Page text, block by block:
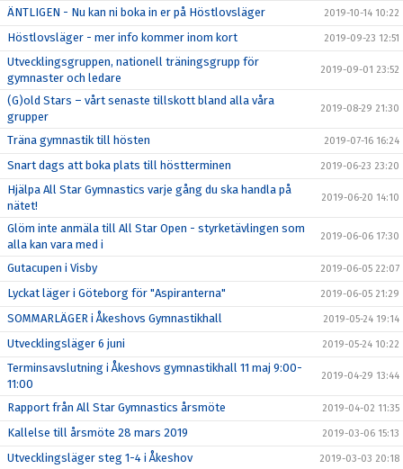
ÄNTLIGEN - Nu kan ni boka in er på Höstlovsläger 2019-10-14 10:22
Höstlovsläger - mer info kommer inom kort 2019-09-23 12:51
Utvecklingsgruppen, nationell träningsgrupp för
gymnaster och ledare
2019-09-01 23:52
(G)old Stars – vårt senaste tillskott bland alla våra
grupper
2019-08-29 21:30
Träna gymnastik till hösten 2019-07-16 16:24
Snart dags att boka plats till höstterminen 2019-06-23 23:20
Hjälpa All Star Gymnastics varje gång du ska handla på
nätet!
2019-06-20 14:10
Glöm inte anmäla till All Star Open - styrketävlingen som
alla kan vara med i
2019-06-06 17:30
Gutacupen i Visby 2019-06-05 22:07
Lyckat läger i Göteborg för "Aspiranterna" 2019-06-05 21:29
SOMMARLÄGER i Åkeshovs Gymnastikhall 2019-05-24 19:14
Utvecklingsläger 6 juni 2019-05-24 10:22
Terminsavslutning i Åkeshovs gymnastikhall 11 maj 9:00-
11:00
2019-04-29 13:44
Rapport från All Star Gymnastics årsmöte 2019-04-02 11:35
Kallelse till årsmöte 28 mars 2019 2019-03-06 15:13
Utvecklingsläger steg 1-4 i Åkeshov 2019-03-03 20:18